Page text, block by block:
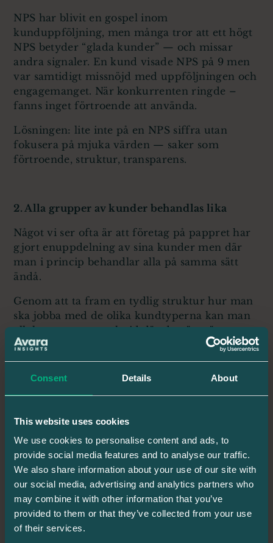
Consent Details About
This website uses cookies
We use cookies to personalise content and ads, to
provide social media features and to analyse our traffic.
We also share information about your use of our site with
our social media, advertising and analytics partners who
may combine it with other information that you’ve
provided to them or that they’ve collected from your use
of their services.
NPS har blivit en gospel inom
kunduppföljning, men många tror att ett högt
NPS betyder “glada kunder” — och missar
andra signaler. En kund visade NPS på 9 men
var samtidigt missnöjd med uppföljningen och
engagemanget. När konkurrenten ringde –
fanns inget förtroende att använda.
Lösningen: lite inte på en NPS siffra utan
fokusera på mjuka värden — saker som
förtroende, struktur, transparens.
2. Alla grupper av kunder behandlas lika
Något vi ser ofta är att företag på pappret har
gjort enuppdelning av sina kunder men där
man i princip behandlar alla på samma sätt
ändå.
Genom att ta fram en tydlig struktur hur man
ska jobba med de olika kundtyperna kan man
allokera resurser och tid där de gör störst
nytta.
3. Reaktivitet i stället för proaktivitet
“Vi hör av oss när kunden kontaktar oss.” Det
är att ha ett system som upptäcker risk-
signaler.
Att förhindra kundbortfall börjar med att
definiera vilka signaler som ska trigga tidiga
möten, action, agenda.